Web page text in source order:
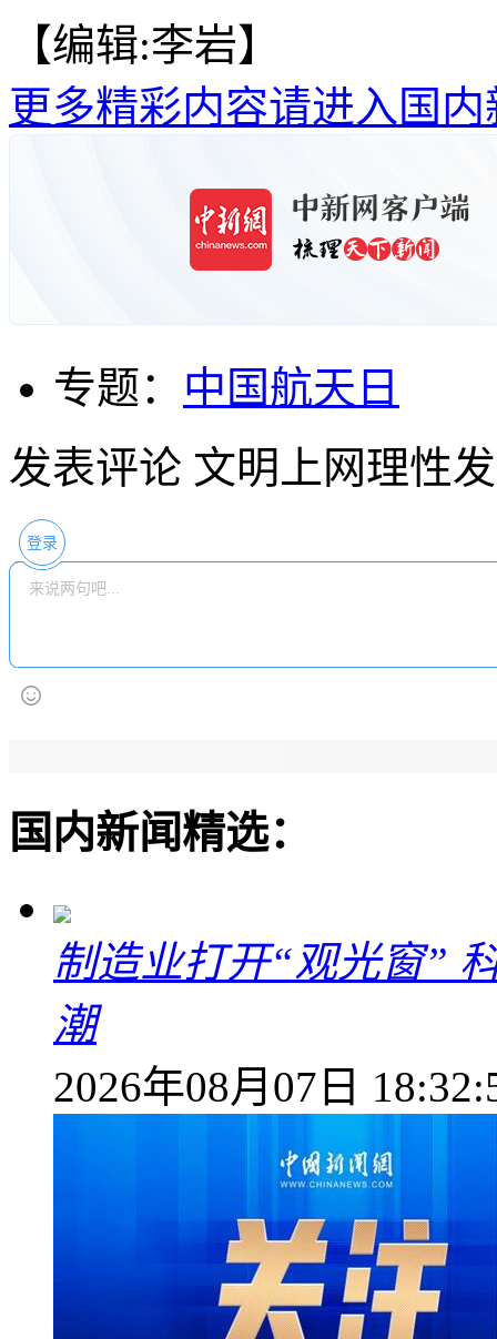
【编辑:李岩】
更多精彩内容请进入国内
专题： 中国航天日
发表评论 文明上网理性
登录
国内新闻精选：
制造业打开“观光窗”
潮
2026年08月07日